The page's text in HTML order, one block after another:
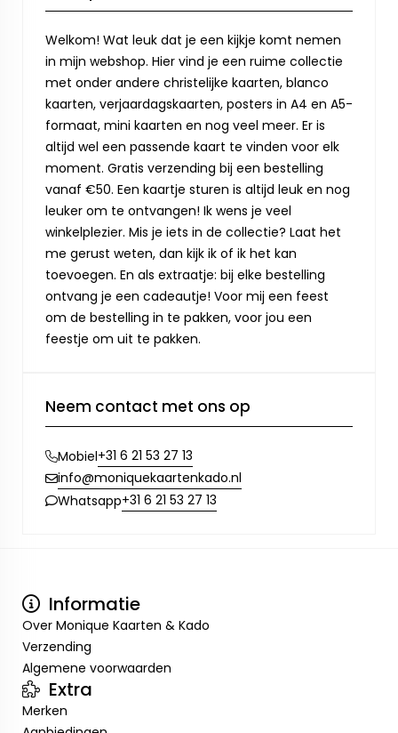
Welkom! Wat leuk dat je een kijkje komt nemen
in mijn webshop. Hier vind je een ruime collectie
met onder andere christelijke kaarten, blanco
kaarten, verjaardagskaarten, posters in A4 en A5-
formaat, mini kaarten en nog veel meer. Er is
altijd wel een passende kaart te vinden voor elk
moment. Gratis verzending bij een bestelling
vanaf €50. Een kaartje sturen is altijd leuk en nog
leuker om te ontvangen! Ik wens je veel
winkelplezier. Mis je iets in de collectie? Laat het
me gerust weten, dan kijk ik of ik het kan
toevoegen. En als extraatje: bij elke bestelling
ontvang je een cadeautje! Voor mij een feest
om de bestelling in te pakken, voor jou een
feestje om uit te pakken.
Neem contact met ons op
Mobiel+31 6 21 53 27 13
info@moniquekaartenkado.nl
Whatsapp+31 6 21 53 27 13
Informatie
Over Monique Kaarten & Kado
Verzending
Algemene voorwaarden
Extra
Merken